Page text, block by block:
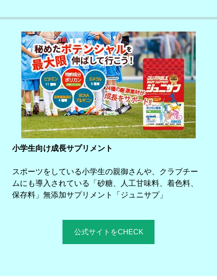
小学生向け成長サプリメント
スポーツをしている小学生の親御さんや、クラブチー
ムにも導入されている「砂糖、人工甘味料、着色料、
保存料」無添加サプリメント「ジュニサプ」
公式サイトをCHECK